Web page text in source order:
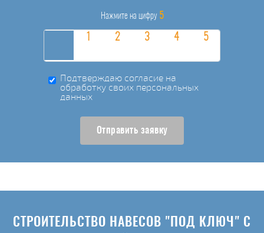
Нажмите на цифру 5
Подтверждаю согласие на
обработку своих персональных
данных
Отправить заявку
СТРОИТЕЛЬСТВО НАВЕСОВ "ПОД КЛЮЧ" С